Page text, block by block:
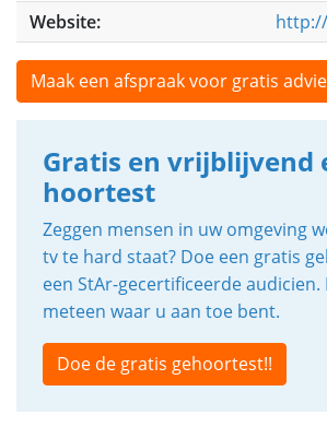
Website:
Maak een afspraak voor gratis
Gratis en vrijblijvend
hoortest
Zeggen mensen in uw omgeving
tv te hard staat? Doe een gratis
een StAr-gecertificeerde audicien.
meteen waar u aan toe bent.
Doe de gratis gehoortest!!